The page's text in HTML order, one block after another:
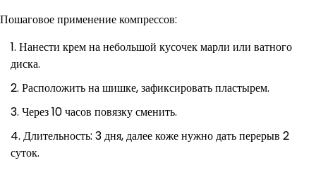
Пошаговое применение компрессов:
Нанести крем на небольшой кусочек марли или ватного
диска.
Расположить на шишке, зафиксировать пластырем.
Через 10 часов повязку сменить.
Длительность: 3 дня, далее коже нужно дать перерыв 2
суток.